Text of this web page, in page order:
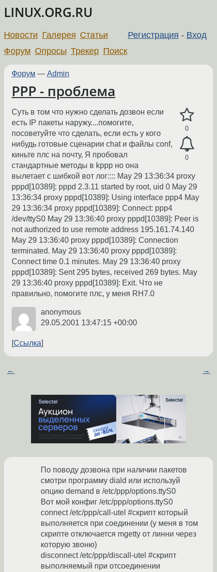
LINUX.ORG.RU
Регистрация - Вход
Новости Галерея Статьи
Форум Опросы Трекер Поиск
Форум — Admin
PPP - проблема
0
0
Суть в том что нужно сделать дозвон если
есть IP пакеты наружу....помогите,
посоветуйте что сделать, если есть у кого
нибудь готовые сценарии chat и файлы conf,
киньте плс на почту, Я пробовал
стандартные методы в kppp но она
вылетает с шибкой вот лог:::: May 29 13:36:34 proxy
pppd[10389]: pppd 2.3.11 started by root, uid 0 May 29
13:36:34 proxy pppd[10389]: Using interface ppp4 May
29 13:36:34 proxy pppd[10389]: Connect: ppp4
/dev/ttyS0 May 29 13:36:40 proxy pppd[10389]: Peer is
not authorized to use remote address 195.161.74.140
May 29 13:36:40 proxy pppd[10389]: Connection
terminated. May 29 13:36:40 proxy pppd[10389]:
Connect time 0.1 minutes. May 29 13:36:40 proxy
pppd[10389]: Sent 295 bytes, received 269 bytes. May
29 13:36:40 proxy pppd[10389]: Exit. Что не
правильно, помогите плс, у меня RH7.0
anonymous
29.05.2001 13:47:15 +00:00
Ссылка
← →
По поводу дозвона при наличии пакетов
смотри программу diald или используй
опцию demand в /etc/ppp/options.ttyS0
Вот мой конфиг /etc/ppp/options.ttyS0
connect /etc/ppp/call-utel #скрипт который
выполняется при соединении (у меня в том
скрипте отключается mgetty от линни через
которую звоню)
disconnect /etc/ppp/discall-utel #скрипт
выполняемый при отсоединении